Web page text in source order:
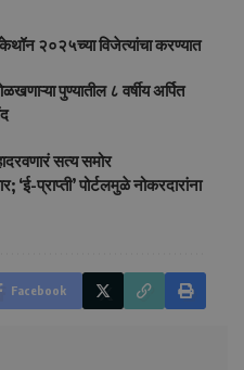
२०२५च्या विजेत्यांचा करण्यात
पुण्यातील ८ वर्षीय अर्पित
सत्य समोर
प्राप्ती’ पोर्टलमुळे नोकरदारांना
Facebook